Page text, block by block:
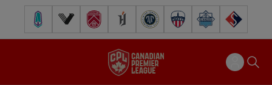
Pacific FC Vancouver FCCavalry FC Forge FC Inter Toronto FCAtlético OttawaHalifax Wanderers
FC Supra